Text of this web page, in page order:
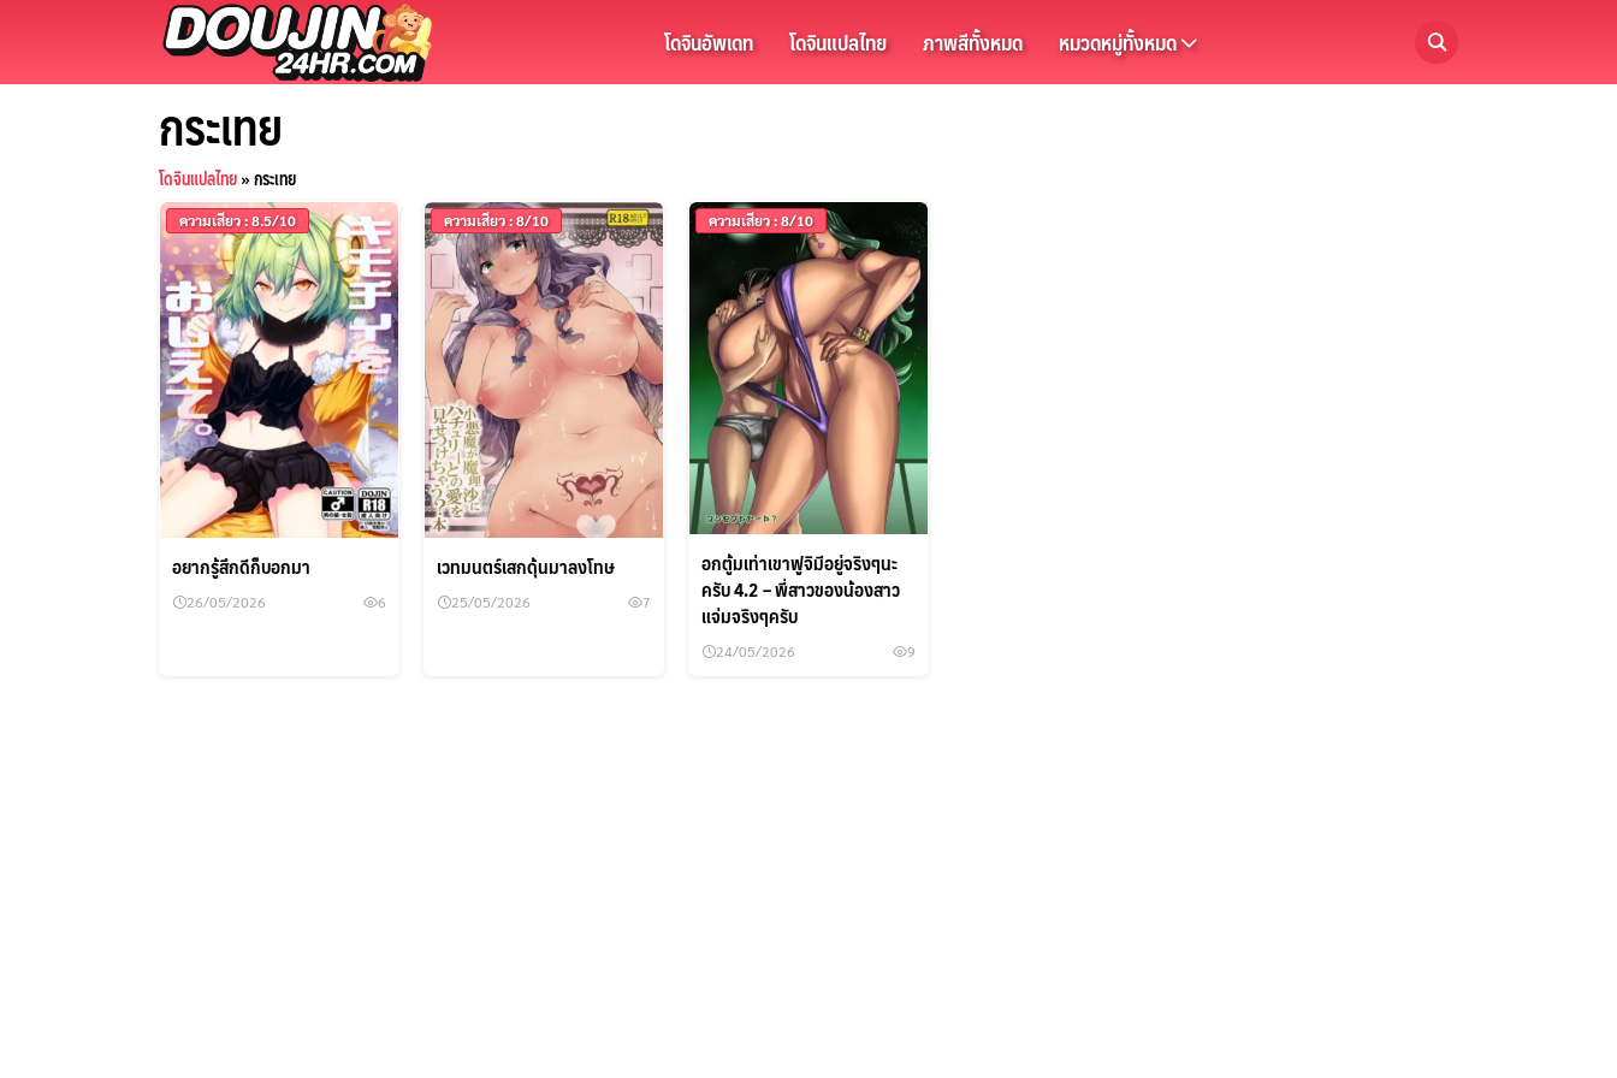
โดจินอัพเดท โดจินแปลไทย ภาพสีทั้งหมด หมวดหมู่ทั้งหมด
ค้นหา
กระเทย
โดจินแปลไทย»กระเทย
ความเสียว : 8.5/10
อยากรู้สึกดีก็บอกมา
26/05/2026 6
ความเสียว : 8/10
เวทมนตร์เสกดุ้นมาลงโทษ
25/05/2026 7
ความเสียว : 8/10
อกตู้มเท่าเขาฟูจิมีอยู่จริงๆนะ
ครับ 4.2 – พี่สาวของน้องสาว
แจ่มจริงๆครับ
24/05/2026 9